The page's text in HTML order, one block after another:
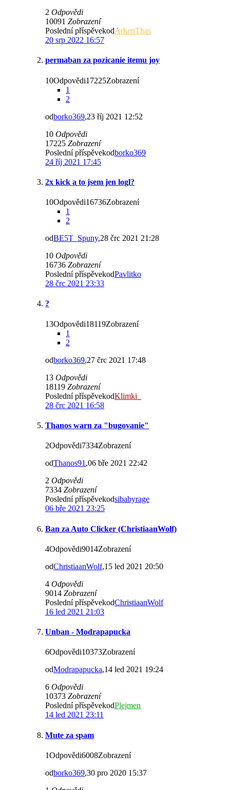
2 Odpovědi
10091 Zobrazení
Poslední příspěvekodArkenThas
20 srp 2022 16:57
permaban za pozicanie itemu joy
10Odpovědi17225Zobrazení
1
2
odborko369,23 říj 2021 12:52
10 Odpovědi
17225 Zobrazení
Poslední příspěvekodborko369
24 říj 2021 17:45
2x kick a to jsem jen logl?
10Odpovědi16736Zobrazení
1
2
odBE5T_Spuny,28 črc 2021 21:28
10 Odpovědi
16736 Zobrazení
Poslední příspěvekodPavlitko
28 črc 2021 23:33
?
13Odpovědi18119Zobrazení
1
2
odborko369,27 črc 2021 17:48
13 Odpovědi
18119 Zobrazení
Poslední příspěvekodKlimki_
28 črc 2021 16:58
Thanos warn za "bugovanie"
2Odpovědi7334Zobrazení
odThanos91 ,06 bře 2021 22:42
2 Odpovědi
7334 Zobrazení
Poslední příspěvekodsibabyrage
06 bře 2021 23:25
Ban za Auto Clicker (ChristiaanWolf)
4Odpovědi9014Zobrazení
odChristiaanWolf,15 led 2021 20:50
4 Odpovědi
9014 Zobrazení
Poslední příspěvekodChristiaanWolf
16 led 2021 21:03
Unban - Modrapapucka
6Odpovědi10373Zobrazení
odModrapapucka,14 led 2021 19:24
6 Odpovědi
10373 Zobrazení
Poslední příspěvekodPlejmen
14 led 2021 23:11
Mute za spam
1Odpovědi6008Zobrazení
odborko369,30 pro 2020 15:37